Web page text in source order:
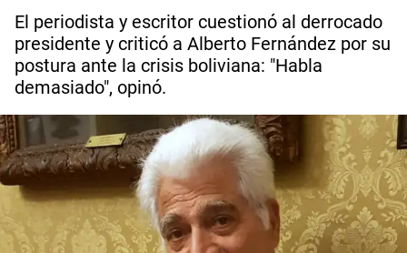
El periodista y escritor cuestionó al derrocado
presidente y criticó a Alberto Fernández por su
postura ante la crisis boliviana: "Habla
demasiado", opinó.